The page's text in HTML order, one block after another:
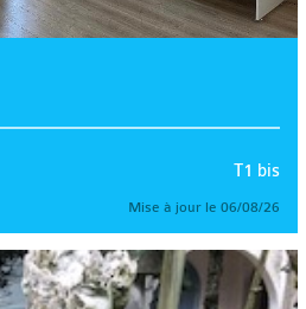
T1 bis
Mise à jour le 06/08/26